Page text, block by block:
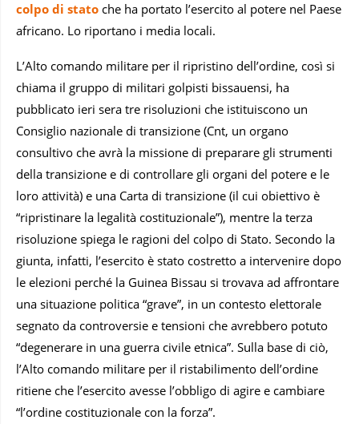
colpo di stato che ha portato l’esercito al potere nel Paese
africano. Lo riportano i media locali.
L’Alto comando militare per il ripristino dell’ordine, così si
chiama il gruppo di militari golpisti bissauensi, ha
pubblicato ieri sera tre risoluzioni che istituiscono un
Consiglio nazionale di transizione (Cnt, un organo
consultivo che avrà la missione di preparare gli strumenti
della transizione e di controllare gli organi del potere e le
loro attività) e una Carta di transizione (il cui obiettivo è
“ripristinare la legalità costituzionale”), mentre la terza
risoluzione spiega le ragioni del colpo di Stato. Secondo la
giunta, infatti, l’esercito è stato costretto a intervenire dopo
le elezioni perché la Guinea Bissau si trovava ad affrontare
una situazione politica “grave”, in un contesto elettorale
segnato da controversie e tensioni che avrebbero potuto
“degenerare in una guerra civile etnica”. Sulla base di ciò,
l’Alto comando militare per il ristabilimento dell’ordine
ritiene che l’esercito avesse l’obbligo di agire e cambiare
“l’ordine costituzionale con la forza”.